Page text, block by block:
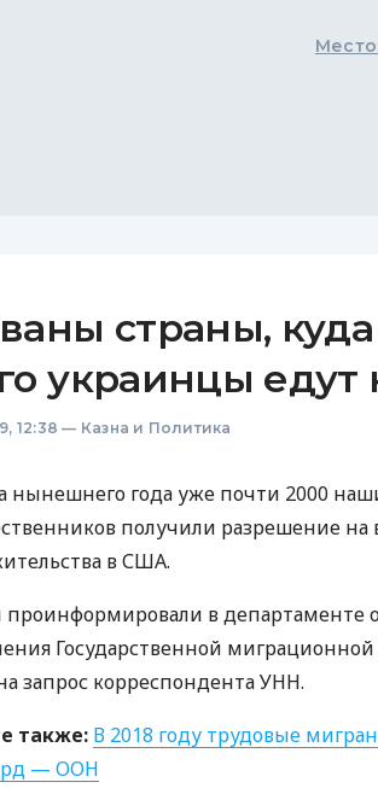
страны,
украинцы
12:38 — Казна и Политика
нынешнего года уже почти 2000
получили разрешение на
вСША.
проинформировали в департаменте
Государственной
запрос корреспондентаУНН.
также: В 2018 году трудовые
— ООН